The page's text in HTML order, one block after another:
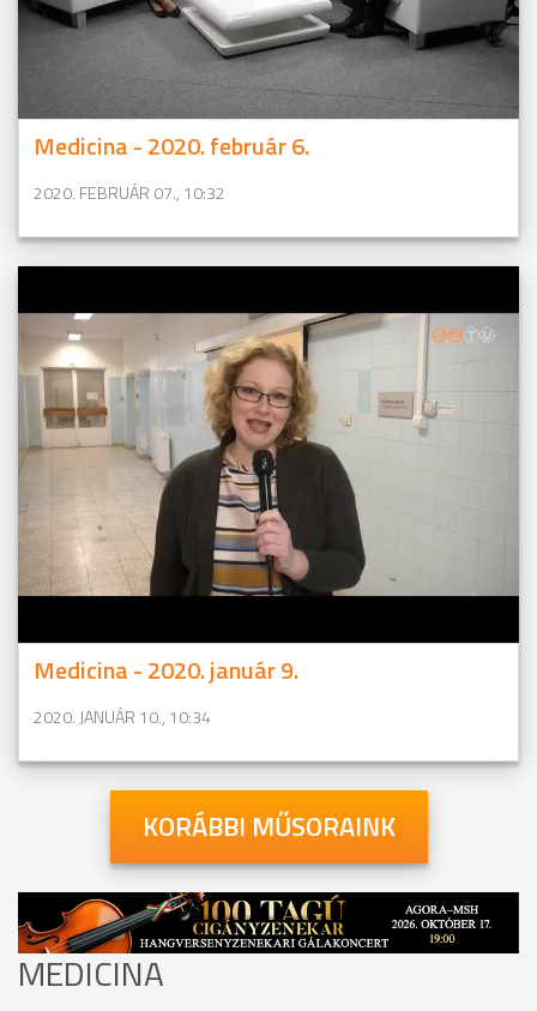
Medicina - 2020. február 6.
2020. FEBRUÁR 07., 10:32
Medicina - 2020. január 9.
2020. JANUÁR 10., 10:34
KORÁBBI MŰSORAINK
MEDICINA